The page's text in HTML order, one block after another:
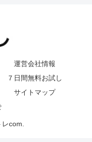
運営会社情報
７日間無料お試し
サイトマップ
com.